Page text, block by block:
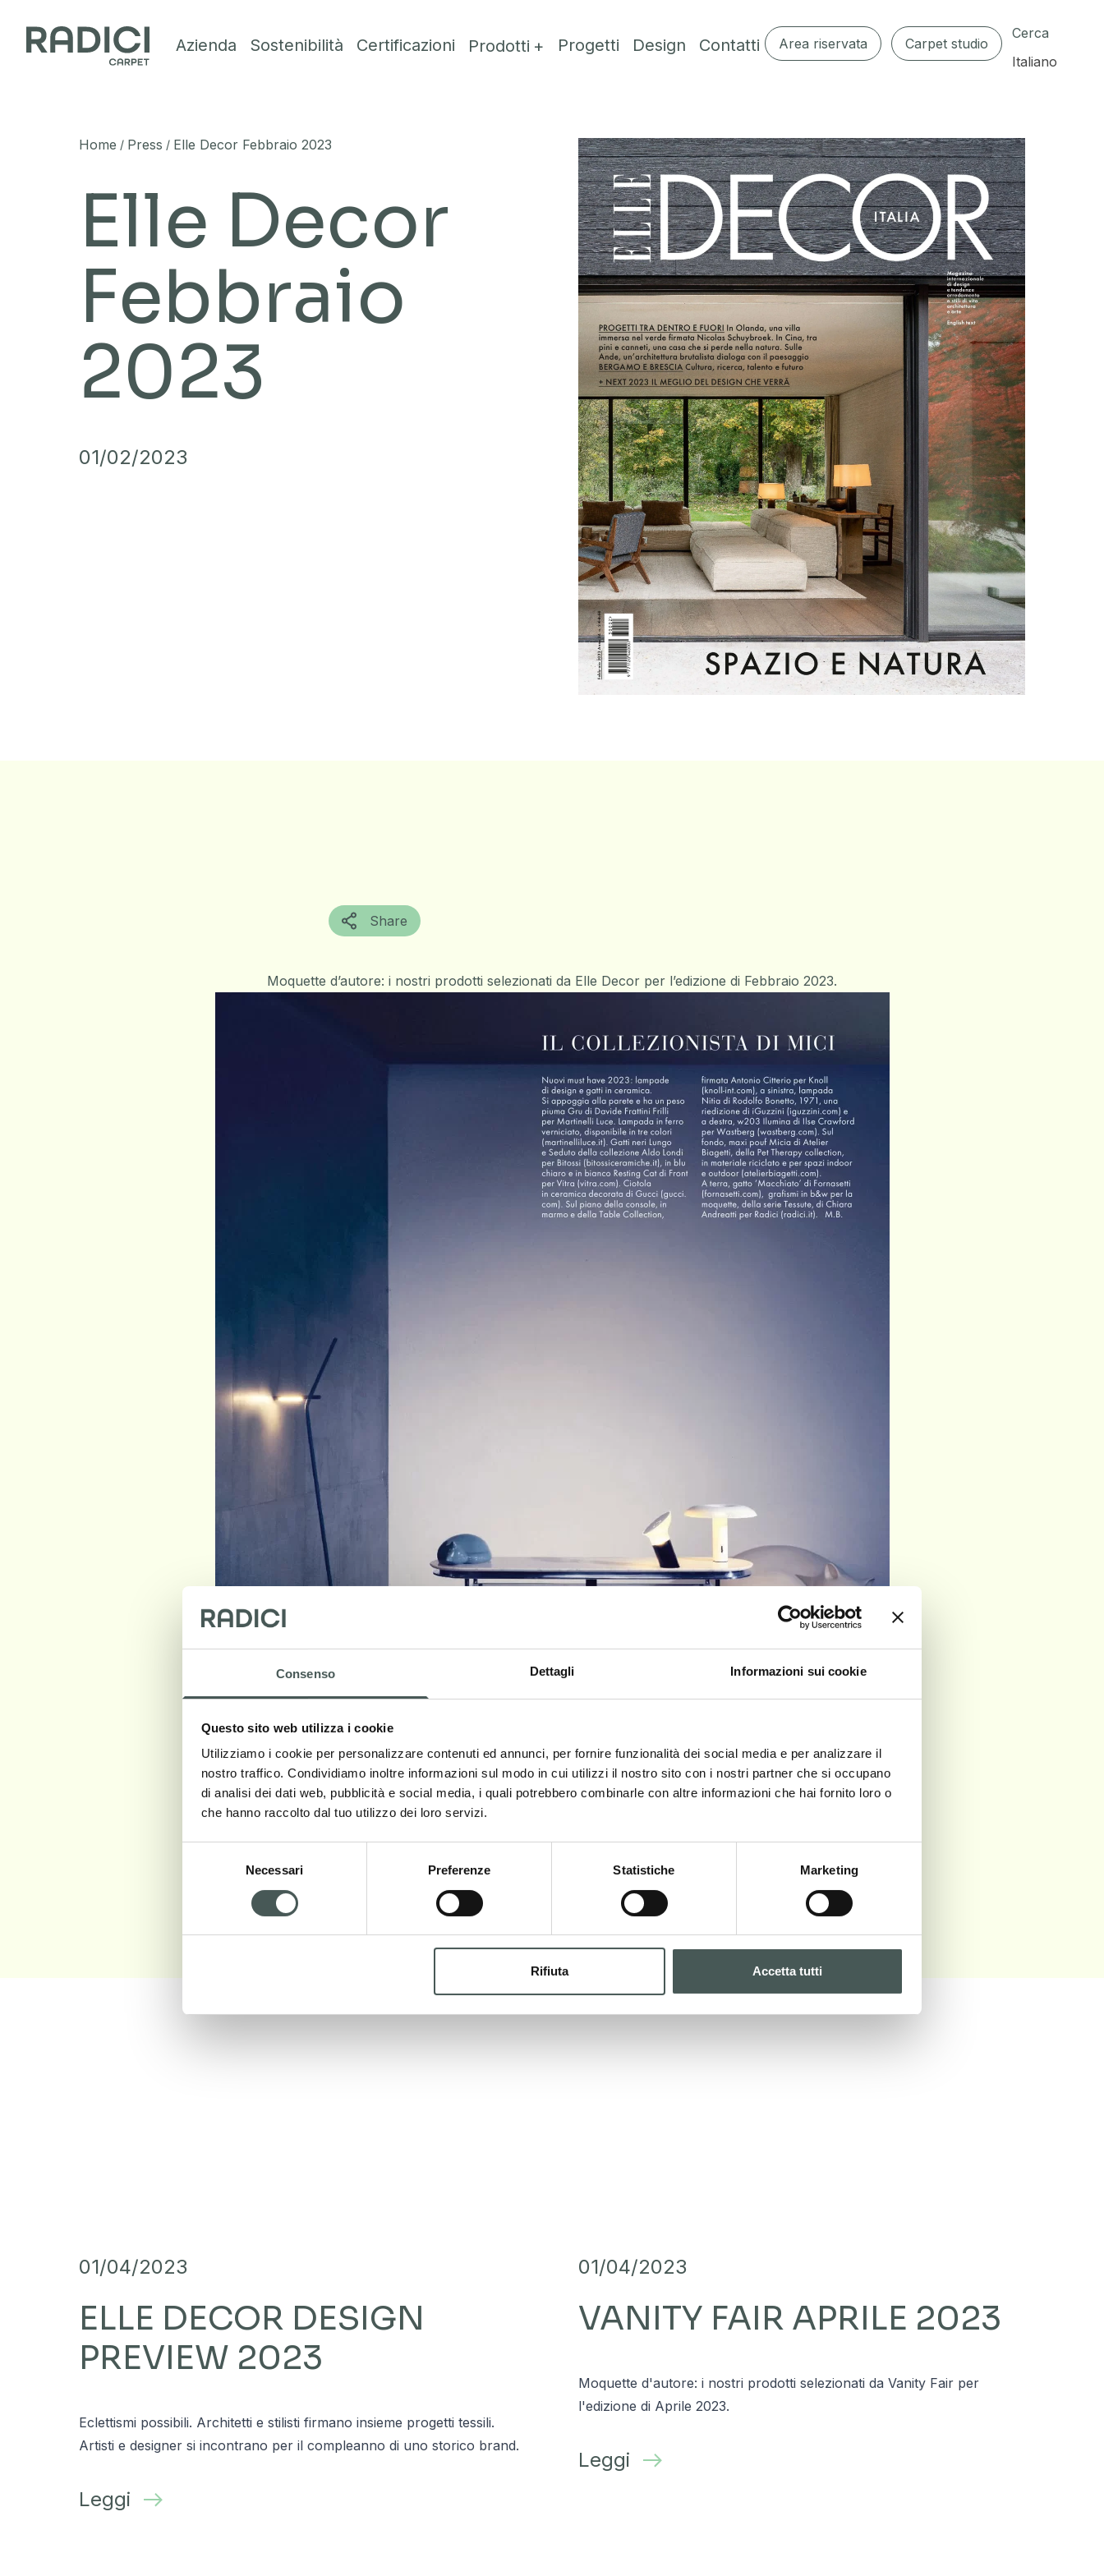
Consenso Dettagli Informazioni sui cookie
Questo sito web utilizza i cookie
Utilizziamo i cookie per personalizzare contenuti ed annunci, per fornire funzionalità dei social media e per analizzare il
nostro traffico. Condividiamo inoltre informazioni sul modo in cui utilizzi il nostro sito con i nostri partner che si occupano
di analisi dei dati web, pubblicità e social media, i quali potrebbero combinarle con altre informazioni che hai fornito loro o
che hanno raccolto dal tuo utilizzo dei loro servizi.
Necessari Preferenze Statistiche Marketing
Rifiuta Accetta tutti
Azienda Sostenibilità Certificazioni Prodotti Progetti Design Contatti Area riservata Carpet studio
Cerca
Italiano
Home / Press / Elle Decor Febbraio 2023
Elle Decor
Febbraio
2023
01/02/2023
Share
Moquette d’autore: i nostri prodotti selezionati da Elle Decor per l’edizione di Febbraio 2023.
01/04/2023
ELLE DECOR DESIGN
PREVIEW 2023
Eclettismi possibili. Architetti e stilisti firmano insieme progetti tessili.
Artisti e designer si incontrano per il compleanno di uno storico brand.
Leggi
01/04/2023
VANITY FAIR APRILE 2023
Moquette d'autore: i nostri prodotti selezionati da Vanity Fair per
l'edizione di Aprile 2023.
Leggi